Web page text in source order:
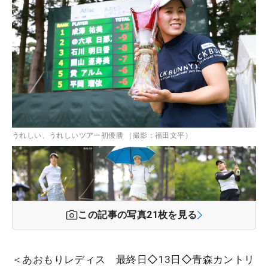
うれしい、うれしいツアー初優勝 （撮影：福田文平）
この記事の写真21枚を見る
＜あおもりレディス 最終日◇13日◇青森カントリ